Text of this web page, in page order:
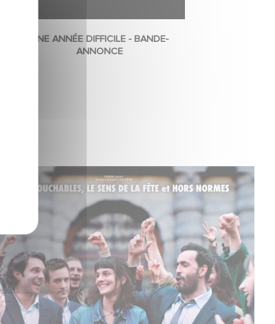
UNE ANNÉE DIFFICILE - BANDE-
ANNONCE